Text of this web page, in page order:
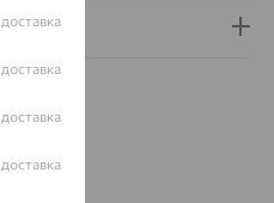
доставка
доставка
доставка
доставка